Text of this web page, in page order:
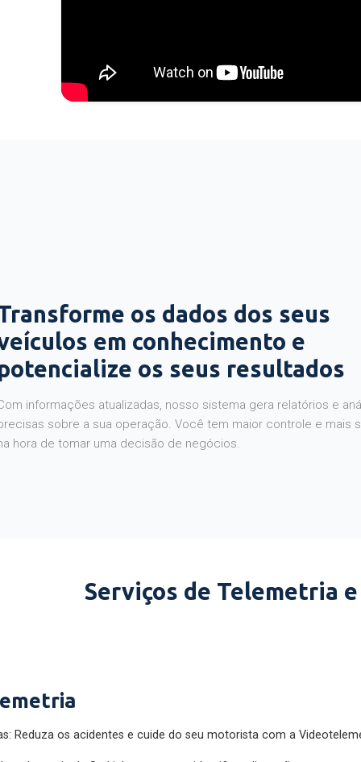
os dados dos seus
em conhecimento e
os seus resultados
Com informações atualizadas, nosso sistema gera relatórios e
precisas sobre a sua operação. Você tem maior controle e mais
hora de tomar uma decisão de negócios.
Serviços de Telemetria
Reduza os acidentes e cuide do seu motorista com a
da SatLight serve para identificar distrações e